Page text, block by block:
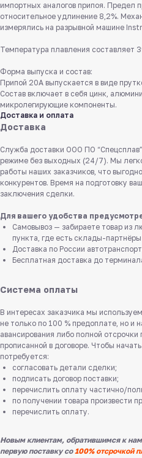
импортных аналогов припоя. Предел
относительное удлинение 8,2%.
измерялись на разрывной машине
Температура плавления составляет
Форма выпуска и состав:
Припой 20А выпускается в виде
Состав включает в себя цинк,
микролегирующие компоненты.
Доставка и оплата
Доставка
Служба доставки ООО ПО
режиме без выходных (24/7). Мы
работы наших заказчиков, что
конкурентов. Время на подготовку
заключения сделки.
Для вашего удобства
Самовывоз — забираете товар из
пункта, где есть склады-
Доставка по России
Бесплатная доставка до
Система оплаты
В интересах заказчика мы
не только по 100 % предоплате, но и
авансирования либо полной
прописанной в договоре. Чтобы
потребуется:
согласовать детали сделки;
подписать договор поставки;
перечислить оплату частично/
по получении товара произвести
перечислить оплату.
Новым клиентам, обратившимся к
первую поставку со100% отсрочкой